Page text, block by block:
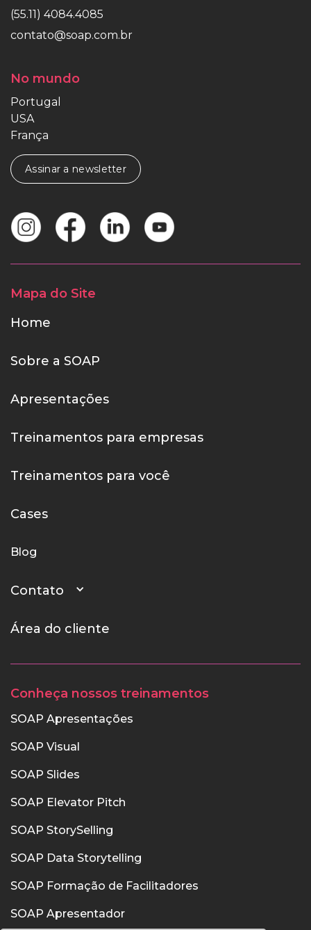
(55.11) 4084.4085
contato@soap.com.br
No mundo
Portugal
USA
França
Assinar a newsletter
Mapa do Site
Home
Sobre a SOAP
Apresentações
Treinamentos para empresas
Treinamentos para você
Cases
Blog
Contato
Área do cliente
Conheça nossos treinamentos
SOAP Apresentações
SOAP Visual
SOAP Slides
SOAP Elevator Pitch
SOAP StorySelling
SOAP Data Storytelling
SOAP Formação de Facilitadores
SOAP Apresentador